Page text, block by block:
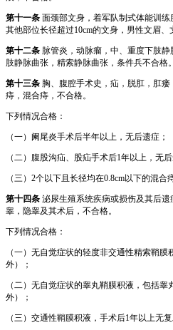
第十一条 面颈部文身，着军队制式体能训练
其他部位长径超过10cm的文身，男性文眉、
第十二条 脉管炎，动脉瘤，中、重度下肢
肢静脉曲张，精索静脉曲张，条件兵不合格。
第十三条 胸、腹腔手术史，疝，脱肛，肛
痔，混合痔，不合格。
下列情况合格：
（一）阑尾炎手术后半年以上，无后遗症；
（二）腹股沟疝、股疝手术后1年以上，无后
（三）2个以下且长径均在0.8cm以下的混合痔
第十四条 泌尿生殖系统疾病或损伤及其后
睾，隐睾及其术后，不合格。
下列情况合格：
（一）无自觉症状的轻度非交通性精索鞘
外）；
（二）无自觉症状的睾丸鞘膜积液，包括
外）；
（三）交通性鞘膜积液，手术后1年以上无